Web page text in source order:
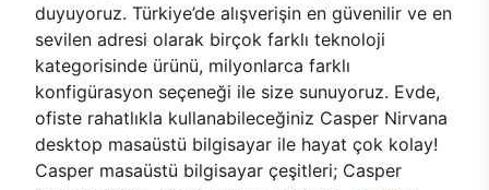
duyuyoruz. Türkiye’de alışverişin en güvenilir ve en
sevilen adresi olarak birçok farklı teknoloji
kategorisinde ürünü, milyonlarca farklı
konfigürasyon seçeneği ile size sunuyoruz. Evde,
ofiste rahatlıkla kullanabileceğiniz Casper Nirvana
desktop masaüstü bilgisayar ile hayat çok kolay!
Casper masaüstü bilgisayar çeşitleri; Casper